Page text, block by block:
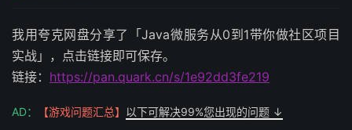
我用夸克网盘分享了「Java微服务从0到1带你做社区项目
实战」，点击链接即可保存。
链接： https://pan.quark.cn/s/1e92dd3fe219
AD： 【游戏问题汇总】 以下可解决99%您出现的问题 ↓